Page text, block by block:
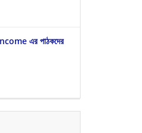
এর পাঠকদের